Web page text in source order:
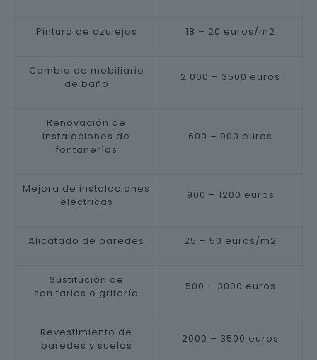
Pintura de azulejos 18 – 20 euros/m2
Cambio de mobiliario
de baño
2.000 – 3500 euros
Renovación de
instalaciones de
fontanerías
600 – 900 euros
Mejora de instalaciones
eléctricas
900 – 1200 euros
Alicatado de paredes 25 – 50 euros/m2
Sustitución de
sanitarios o grifería
500 – 3000 euros
Revestimiento de
paredes y suelos
2000 – 3500 euros